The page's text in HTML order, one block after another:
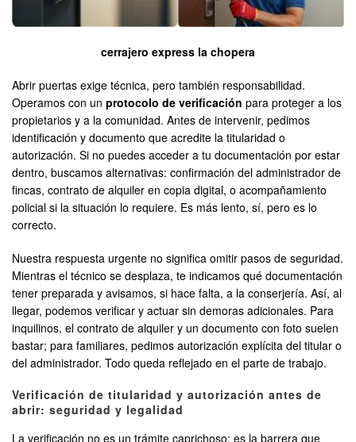
cerrajero express la chopera
Abrir puertas exige técnica, pero también responsabilidad.
Operamos con un protocolo de verificación para proteger a los
propietarios y a la comunidad. Antes de intervenir, pedimos
identificación y documento que acredite la titularidad o
autorización. Si no puedes acceder a tu documentación por estar
dentro, buscamos alternativas: confirmación del administrador de
fincas, contrato de alquiler en copia digital, o acompañamiento
policial si la situación lo requiere. Es más lento, sí, pero es lo
correcto.
Nuestra respuesta urgente no significa omitir pasos de seguridad.
Mientras el técnico se desplaza, te indicamos qué documentación
tener preparada y avisamos, si hace falta, a la conserjería. Así, al
llegar, podemos verificar y actuar sin demoras adicionales. Para
inquilinos, el contrato de alquiler y un documento con foto suelen
bastar; para familiares, pedimos autorización explícita del titular o
del administrador. Todo queda reflejado en el parte de trabajo.
Verificación de titularidad y autorización antes de
abrir: seguridad y legalidad
La verificación no es un trámite caprichoso; es la barrera que